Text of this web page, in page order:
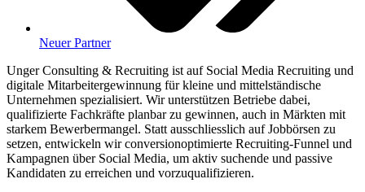
Neuer Partner
Unger Consulting & Recruiting ist auf Social Media Recruiting und
digitale Mitarbeitergewinnung für kleine und mittelständische
Unternehmen spezialisiert. Wir unterstützen Betriebe dabei,
qualifizierte Fachkräfte planbar zu gewinnen, auch in Märkten mit
starkem Bewerbermangel. Statt ausschliesslich auf Jobbörsen zu
setzen, entwickeln wir conversionoptimierte Recruiting-Funnel und
Kampagnen über Social Media, um aktiv suchende und passive
Kandidaten zu erreichen und vorzuqualifizieren.